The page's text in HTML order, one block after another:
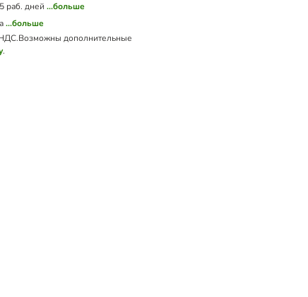
раб. дней ...больше
...больше
Возможны дополнительные
.